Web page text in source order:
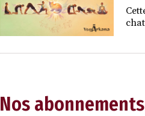
Nos abonnements